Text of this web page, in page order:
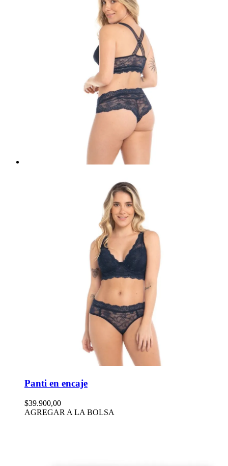
Panti en encaje
$39.900,00
AGREGAR A LA BOLSA